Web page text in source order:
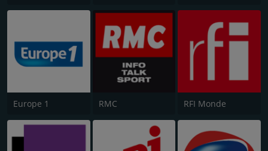
Europe 1 RMC RFI Monde